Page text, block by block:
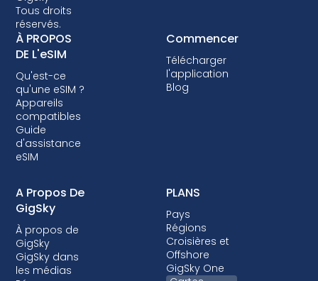
donc essentiel de vérifier la compatibilité
avant d'opter pour un plan de données eSIM.
Certains opérateurs peuvent également
verrouiller votre appareil, vous empêchant
ainsi d'utiliser les eSIM. Bien que le verrouillage
ne soit pas autorisé dans la plupart des pays,
lorsqu'il l'est, c'est presque toujours dans le
cadre d'un forfait post-payé où votre
appareil est financé.
Tous droits
réservés.
À PROPOS
DE L'eSIM
Qu'est-ce
qu'une eSIM ?
Appareils
compatibles
Guide
d'assistance
eSIM
Commencer
Télécharger
l'application
Blog
A Propos De
GigSky
À propos de
GigSky
GigSky dans
les médias
PLANS
Pays
Régions
Croisières et
Offshore
GigSky One